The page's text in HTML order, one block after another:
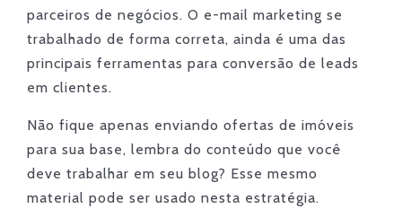
parceiros de negócios. O e-mail marketing se
trabalhado de forma correta, ainda é uma das
principais ferramentas para conversão de leads
em clientes.
Não fique apenas enviando ofertas de imóveis
para sua base, lembra do conteúdo que você
deve trabalhar em seu blog? Esse mesmo
material pode ser usado nesta estratégia.